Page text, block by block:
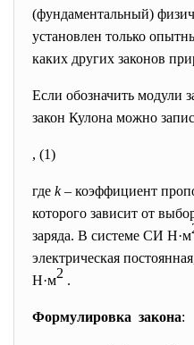
(фундаментальный)
установлен только
каких других законов
Если обозначить модули
закон Кулона можно
, (1)
где k– коэффициент
которого зависит от
заряда. В системе СИ Н·м
электрическая
Н·м2 .
Формулировка закона: